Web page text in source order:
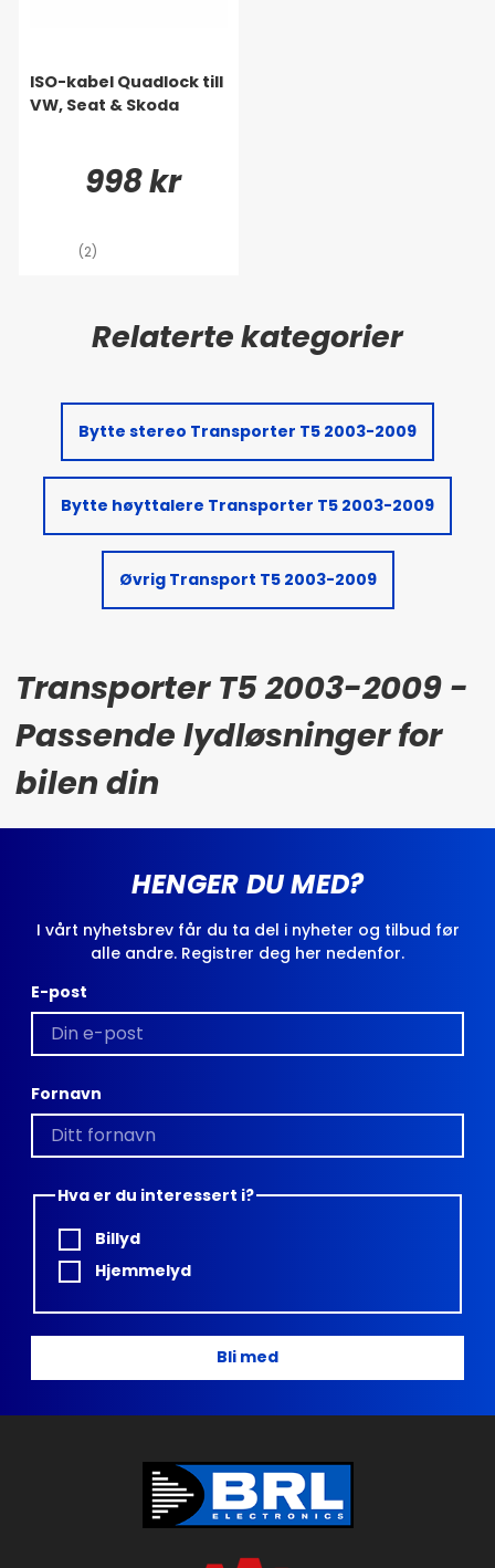
ISO-kabel Quadlock till
VW, Seat & Skoda
998 kr
(2)
Bytte stereo Transporter T5 2003-2009
Bytte høyttalere Transporter T5 2003-2009
Øvrig Transport T5 2003-2009
Transporter T5 2003-2009 -
Passende lydløsninger for
bilen din
HENGER DU MED?
I vårt nyhetsbrev får du ta del i nyheter og tilbud før
alle andre. Registrer deg her nedenfor.
E-post
Fornavn
Hva er du interessert i?
Billyd
Hjemmelyd
Bli med